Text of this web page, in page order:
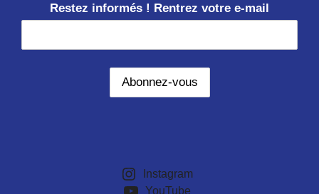
Restez informés ! Rentrez votre e-mail
Instagram
YouTube